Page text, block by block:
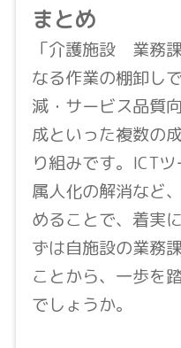
まとめ
「介護施設 業務
なる作業の棚卸し
減・サービス品質
成といった複数の
り組みです。ICTツ
属人化の解消など
めることで、着実
ずは自施設の業務
ことから、一歩を
でしょうか。